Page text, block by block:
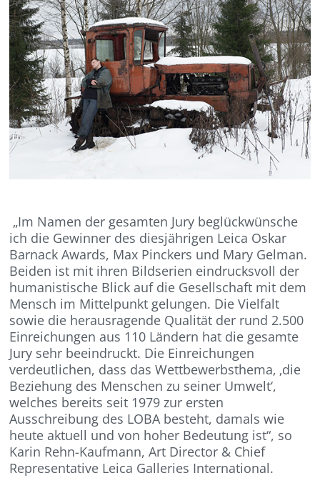
„Im Namen der gesamten Jury beglückwünsche
ich die Gewinner des diesjährigen Leica Oskar
Barnack Awards, Max Pinckers und Mary Gelman.
Beiden ist mit ihren Bildserien eindrucksvoll der
humanistische Blick auf die Gesellschaft mit dem
Mensch im Mittelpunkt gelungen. Die Vielfalt
sowie die herausragende Qualität der rund 2.500
Einreichungen aus 110 Ländern hat die gesamte
Jury sehr beeindruckt. Die Einreichungen
verdeutlichen, dass das Wettbewerbsthema‚ ‚die
Beziehung des Menschen zu seiner Umwelt‘,
welches bereits seit 1979 zur ersten
Ausschreibung des LOBA besteht, damals wie
heute aktuell und von hoher Bedeutung ist“, so
Karin Rehn-Kaufmann, Art Director & Chief
Representative Leica Galleries International.